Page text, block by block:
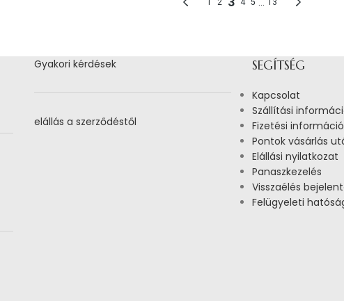
Gyakori kérdések
elállás a szerződéstől
SEGÍTSÉG
Kapcsolat
Szállítási
Fizetési információ
Pontok vásárlás
Elállási nyilatkozat
Panaszkezelés
Visszaélés
Felügyeleti